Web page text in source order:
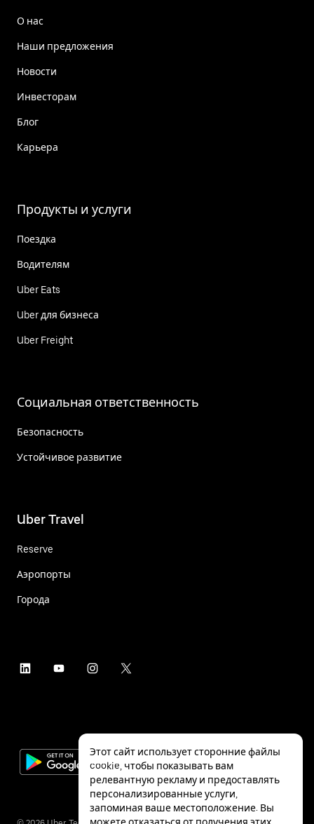
О нас
Наши предложения
Новости
Инвесторам
Блог
Карьера
Продукты и услуги
Поездка
Водителям
Uber Eats
Uber для бизнеса
Uber Freight
Социальная ответственность
Безопасность
Устойчивое развитие
Uber Travel
Reserve
Аэропорты
Города
Этот сайт использует сторонние файлы
cookie, чтобы показывать вам
релевантную рекламу и предоставлять
персонализированные услуги,
запоминая ваше местоположение. Вы